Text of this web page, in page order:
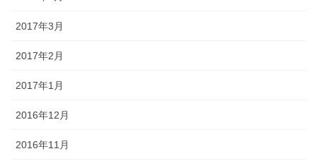
2017年3月
2017年2月
2017年1月
2016年12月
2016年11月